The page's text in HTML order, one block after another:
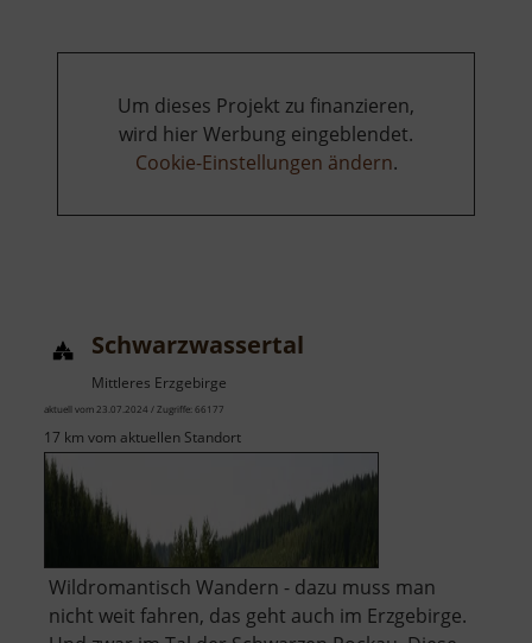
Um dieses Projekt zu finanzieren,
wird hier Werbung eingeblendet.
Cookie-Einstellungen ändern.
Schwarzwassertal
Mittleres Erzgebirge
aktuell vom 23.07.2024 / Zugriffe: 66177
17 km vom aktuellen Standort
Wildromantisch Wandern - dazu muss man
nicht weit fahren, das geht auch im Erzgebirge.